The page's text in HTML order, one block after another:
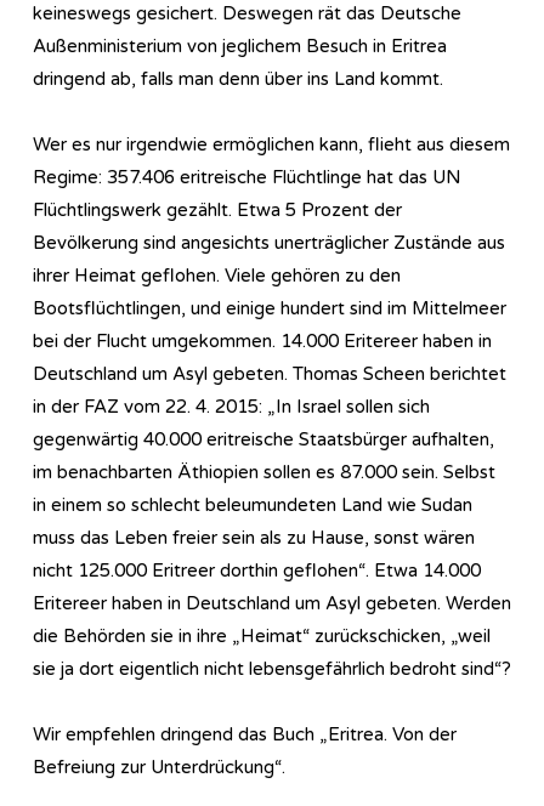
keineswegs gesichert. Deswegen rät das Deutsche
Außenministerium von jeglichem Besuch in Eritrea
dringend ab, falls man denn über ins Land kommt.
Wer es nur irgendwie ermöglichen kann, flieht aus diesem
Regime: 357.406 eritreische Flüchtlinge hat das UN
Flüchtlingswerk gezählt. Etwa 5 Prozent der
Bevölkerung sind angesichts unerträglicher Zustände aus
ihrer Heimat geflohen. Viele gehören zu den
Bootsflüchtlingen, und einige hundert sind im Mittelmeer
bei der Flucht umgekommen. 14.000 Eritereer haben in
Deutschland um Asyl gebeten. Thomas Scheen berichtet
in der FAZ vom 22. 4. 2015: „In Israel sollen sich
gegenwärtig 40.000 eritreische Staatsbürger aufhalten,
im benachbarten Äthiopien sollen es 87.000 sein. Selbst
in einem so schlecht beleumundeten Land wie Sudan
muss das Leben freier sein als zu Hause, sonst wären
nicht 125.000 Eritreer dorthin geflohen“. Etwa 14.000
Eritereer haben in Deutschland um Asyl gebeten. Werden
die Behörden sie in ihre „Heimat“ zurückschicken, „weil
sie ja dort eigentlich nicht lebensgefährlich bedroht sind“?
Wir empfehlen dringend das Buch „Eritrea. Von der
Befreiung zur Unterdrückung“.